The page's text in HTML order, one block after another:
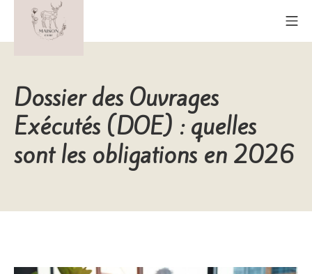
contenu
Dossier des Ouvrages
Exécutés (DOE) : quelles
sont les obligations en 2026